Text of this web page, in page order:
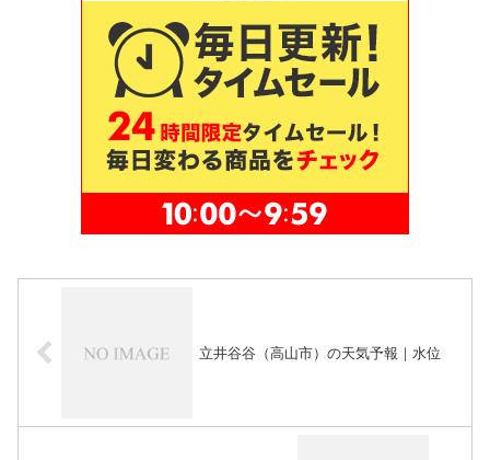
立井谷谷（高山市）の天気予報｜水位